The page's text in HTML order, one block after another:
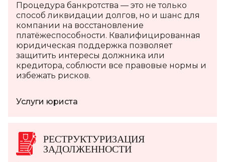
Процедура банкротства — это не только
способ ликвидации долгов, но и шанс для
компании на восстановление
платёжеспособности. Квалифицированная
юридическая поддержка позволяет
защитить интересы должника или
кредитора, соблюсти все правовые нормы и
избежать рисков.
Услуги юриста
РЕСТРУКТУРИЗАЦИЯ
ЗАДОЛЖЕННОСТИ